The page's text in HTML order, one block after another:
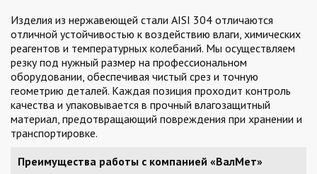
Изделия из нержавеющей стали AISI 304 отличаются
отличной устойчивостью к воздействию влаги, химических
реагентов и температурных колебаний. Мы осуществляем
резку под нужный размер на профессиональном
оборудовании, обеспечивая чистый срез и точную
геометрию деталей. Каждая позиция проходит контроль
качества и упаковывается в прочный влагозащитный
материал, предотвращающий повреждения при хранении и
транспортировке.
Преимущества работы с компанией «ВалМет»